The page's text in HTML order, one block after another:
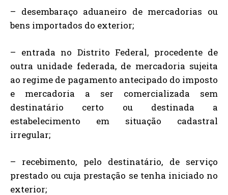
– desembaraço aduaneiro de mercadorias ou
bens importados do exterior;
– entrada no Distrito Federal, procedente de
outra unidade federada, de mercadoria sujeita
ao regime de pagamento antecipado do imposto
e mercadoria a ser comercializada sem
destinatário certo ou destinada a
estabelecimento em situação cadastral
irregular;
– recebimento, pelo destinatário, de serviço
prestado ou cuja prestação se tenha iniciado no
exterior;